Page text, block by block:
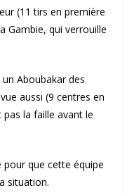
(11 tirs en première
Gambie, qui verrouille
Aboubakar des
aussi (9 centres en
la faille avant le
que cette équipe
situation.